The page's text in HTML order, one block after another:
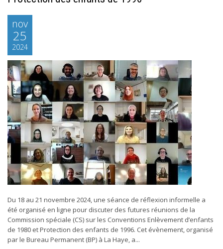
nov
25
2024
Du 18 au 21 novembre 2024, une séance de réflexion informelle a
été organisé en ligne pour discuter des futures réunions de la
Commission spéciale (CS) sur les Conventions Enlèvement d’enfants
de 1980 et Protection des enfants de 1996. Cet évènement, organisé
par le Bureau Permanent (BP) à La Haye, a...